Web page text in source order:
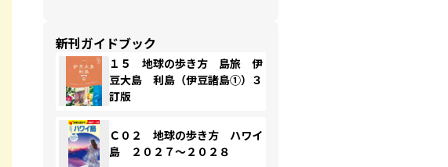
新刊ガイドブック
１５ 地球の歩き方 島旅 伊
豆大島 利島（伊豆諸島①）３
訂版
Ｃ０２ 地球の歩き方 ハワイ
島 ２０２７～２０２８